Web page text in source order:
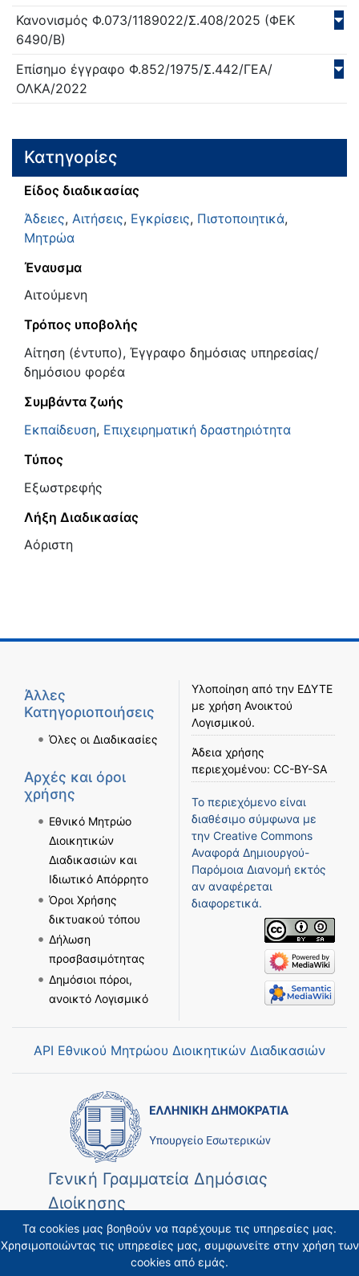
Κανονισμός Φ.073/1189022/Σ.408/2025 (ΦΕΚ
6490/Β)
Επίσημο έγγραφο Φ.852/1975/Σ.442/ΓΕΑ/
ΟΛΚΑ/2022
Κατηγορίες
Είδος διαδικασίας
Άδειες, Αιτήσεις, Εγκρίσεις, Πιστοποιητικά,
Μητρώα
Έναυσμα
Αιτούμενη
Τρόπος υποβολής
Αίτηση (έντυπο), Έγγραφο δημόσιας υπηρεσίας/
δημόσιου φορέα
Συμβάντα ζωής
Εκπαίδευση, Επιχειρηματική δραστηριότητα
Τύπος
Εξωστρεφής
Λήξη Διαδικασίας
Αόριστη
Τα cookies μας βοηθούν να παρέχουμε τις υπηρεσίες μας.
Χρησιμοποιώντας τις υπηρεσίες μας, συμφωνείτε στην χρήση των
cookies από εμάς.
Άλλες
Κατηγοριοποιήσεις
Όλες οι Διαδικασίες
Αρχές και όροι
χρήσης
Εθνικό Μητρώο
Διοικητικών
Διαδικασιών και
Ιδιωτικό Απόρρητο
Όροι Χρήσης
δικτυακού τόπου
Δήλωση
προσβασιμότητας
Δημόσιοι πόροι,
ανοικτό Λογισμικό
Υλοποίηση από την ΕΔΥΤΕ
με χρήση Ανοικτού
Λογισμικού.
Άδεια χρήσης
περιεχομένου: CC-BY-SA
Το περιεχόμενο είναι
διαθέσιμο σύμφωνα με
την Creative Commons
Αναφορά Δημιουργού-
Παρόμοια Διανομή εκτός
αν αναφέρεται
διαφορετικά.
API Εθνικού Μητρώου Διοικητικών Διαδικασιών
Γενική Γραμματεία Δημόσιας
Διοίκησης